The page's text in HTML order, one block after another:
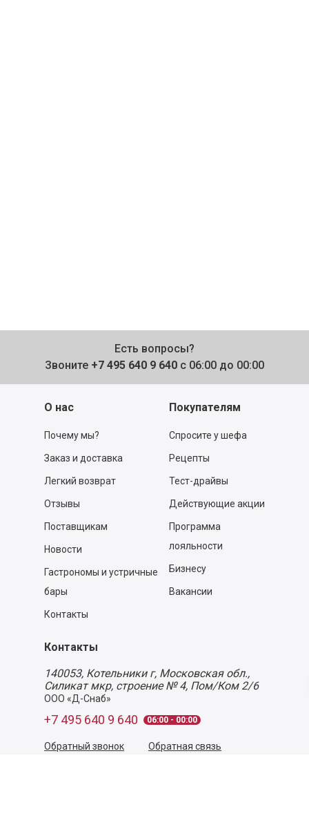
Есть вопросы?
Звоните +7 495 640 9 640 с 06:00 до 00:00
О нас
Почему мы?
Заказ и доставка
Легкий возврат
Отзывы
Поставщикам
Новости
Гастрономы и устричные
бары
Контакты
Покупателям
Спросите у шефа
Рецепты
Тест-драйвы
Действующие акции
Программа
лояльности
Бизнесу
Вакансии
Контакты
140053, Котельники г, Московская обл.,
Силикат мкр, строение № 4, Пом/Ком 2/6
ООО «Д-Снаб»
+7 495 640 9 640 06:00 - 00:00
Обратный звонок Обратная связь